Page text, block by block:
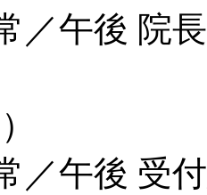
／午後 院
午後 受